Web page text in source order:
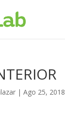
|Ago 25, 2018